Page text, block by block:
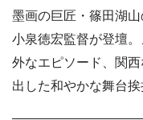
墨画の巨匠・篠田湖
小泉徳宏監督が登壇
外なエピソード、関
出した和やかな舞台